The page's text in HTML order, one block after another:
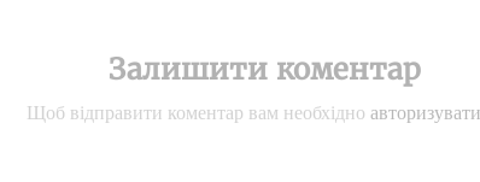
Залишити коментар
Щоб відправити коментар вам необхідно